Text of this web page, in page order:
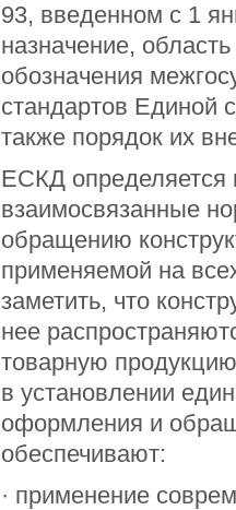
93, введенном с 1
назначение,
обозначения
стандартов Единой
также порядок их
ЕСКД определяется
взаимосвязанные
обращению
применяемой на
заметить, что
нее
товарную
в установлении
оформления и
обеспечивают:
· применение